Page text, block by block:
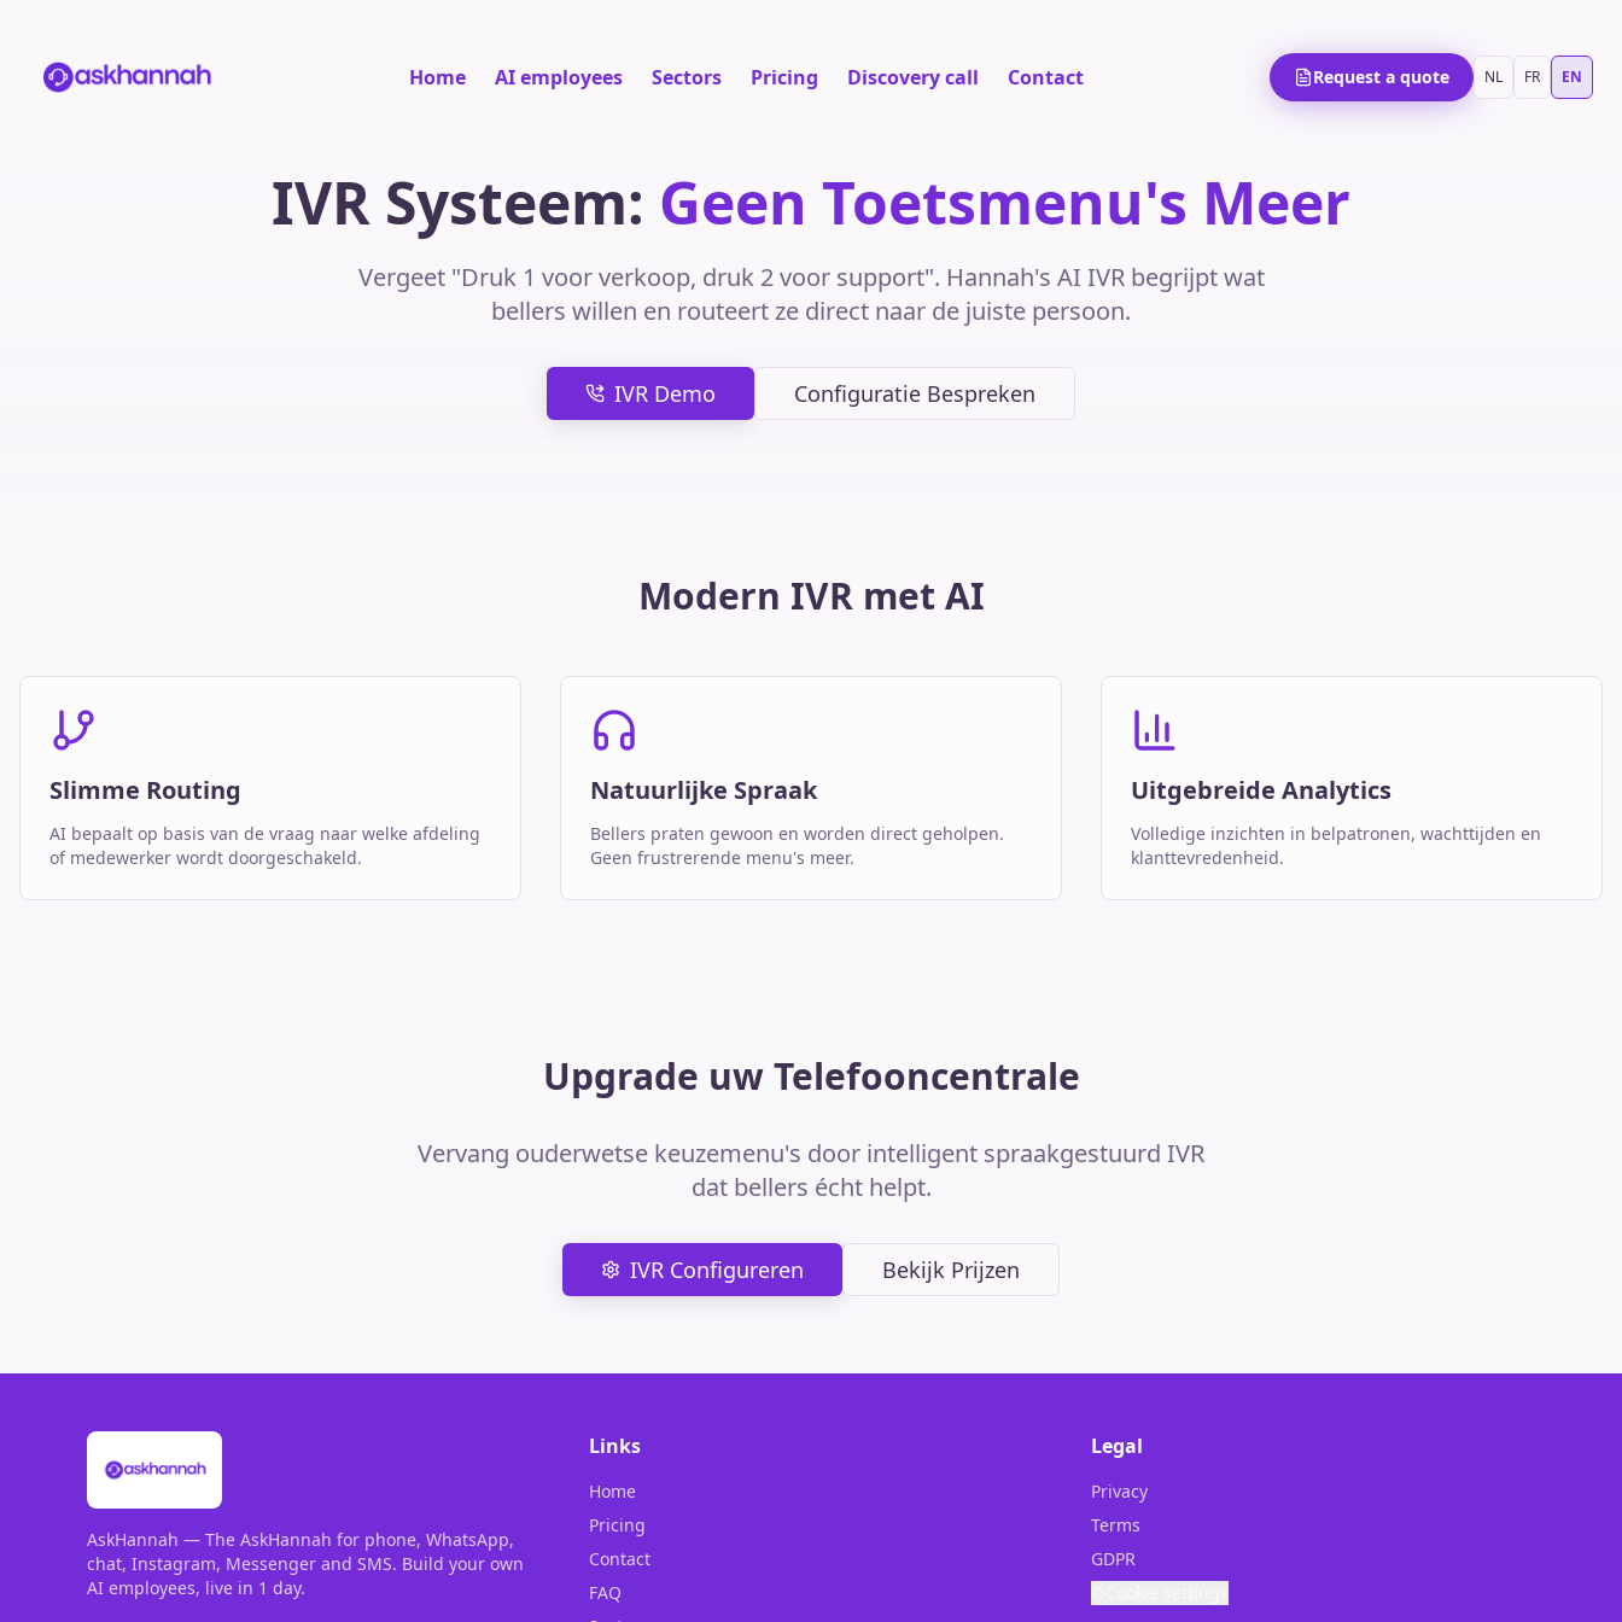
Home AI employees Sectors Pricing Discovery call Contact Request a quote NL FR EN
IVR Systeem: Geen Toetsmenu's Meer
Vergeet "Druk 1 voor verkoop, druk 2 voor support". Hannah's AI IVR begrijpt wat
bellers willen en routeert ze direct naar de juiste persoon.
IVR Demo Configuratie Bespreken
Modern IVR met AI
Slimme Routing
AI bepaalt op basis van de vraag naar welke afdeling
of medewerker wordt doorgeschakeld.
Natuurlijke Spraak
Bellers praten gewoon en worden direct geholpen.
Geen frustrerende menu's meer.
Uitgebreide Analytics
Volledige inzichten in belpatronen, wachttijden en
klanttevredenheid.
Upgrade uw Telefooncentrale
Vervang ouderwetse keuzemenu's door intelligent spraakgestuurd IVR
dat bellers écht helpt.
IVR Configureren Bekijk Prijzen
AskHannah — The AskHannah for phone, WhatsApp,
chat, Instagram, Messenger and SMS. Build your own
AI employees, live in 1 day.
Links
Home
Pricing
Contact
FAQ
Legal
Privacy
Terms
GDPR